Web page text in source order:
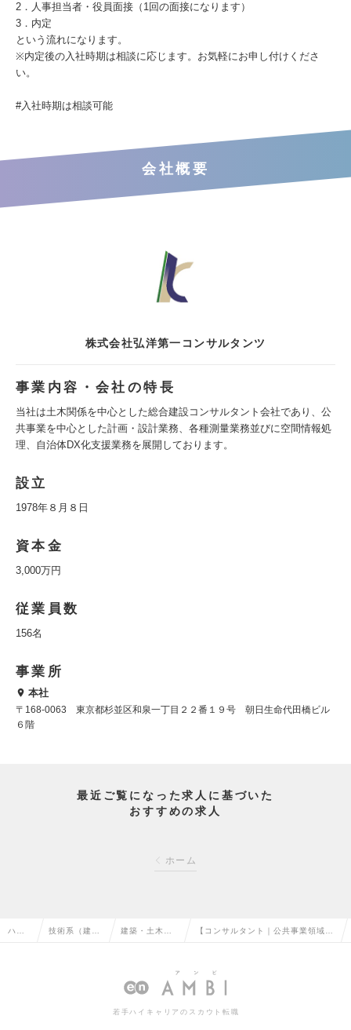
2．人事担当者・役員面接（1回の面接になります）
3．内定
という流れになります。
※内定後の入社時期は相談に応じます。お気軽にお申し付けくださ
い。
#入社時期は相談可能
会社概要
株式会社弘洋第一コンサルタンツ
事業内容・会社の特長
当社は土木関係を中心とした総合建設コンサルタント会社であり、公
共事業を中心とした計画・設計業務、各種測量業務並びに空間情報処
理、自治体DX化支援業務を展開しております。
設立
1978年８月８日
資本金
3,000万円
従業員数
156名
事業所
本社
〒168-0063 東京都杉並区和泉一丁目２２番１９号 朝日生命代田橋ビル
６階
最近ご覧になった求人に基づいた
おすすめの求人
ホーム
ハイ 技術系（建 建築・土木技
コンサルタン
【コンサルタント｜公共事業領域
かな社会づくりに貢献｜年休122日
若手ハイキャリアのスカウト転職